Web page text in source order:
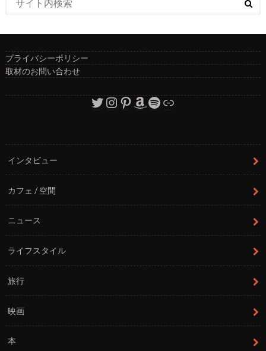
プライバシーポリシー
取材のお問い合わせ
Twitter
Instagram
Pinterest
Amazon
Spotify
リンク
インタビュー
カフェ / 空間
ニュース
ライフスタイル
旅行
映画
本